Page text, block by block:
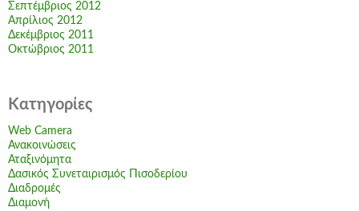
Σεπτέμβριος 2012
Απρίλιος 2012
Δεκέμβριος 2011
Οκτώβριος 2011
Kατηγορίες
Web Camera
Ανακοινώσεις
Αταξινόμητα
Δασικός Συνεταιρισμός Πισοδερίου
Διαδρομές
Διαμονή